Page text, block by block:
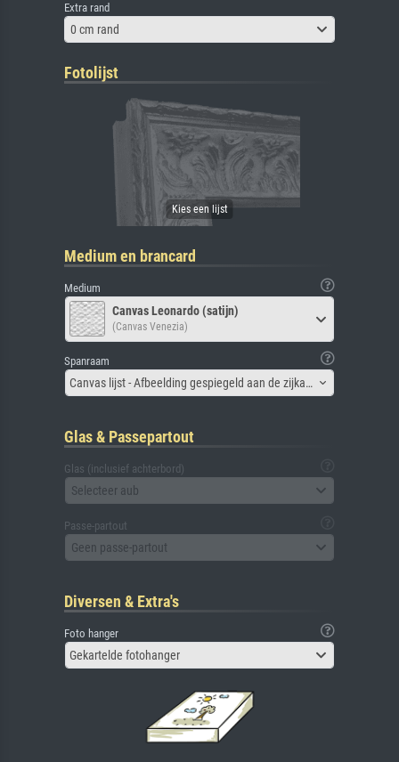
Extra rand
0 cm rand
Fotolijst
Medium en brancard
Medium
Canvas Leonardo (satijn)
(Canvas Venezia)
Spanraam
Canvas lijst - Afbeelding gespiegeld aan de zijkant
Glas & Passepartout
Glas (inclusief achterbord)
Selecteer aub
Passe-partout
Geen passe-partout
Diversen & Extra's
Foto hanger
Gekartelde fotohanger